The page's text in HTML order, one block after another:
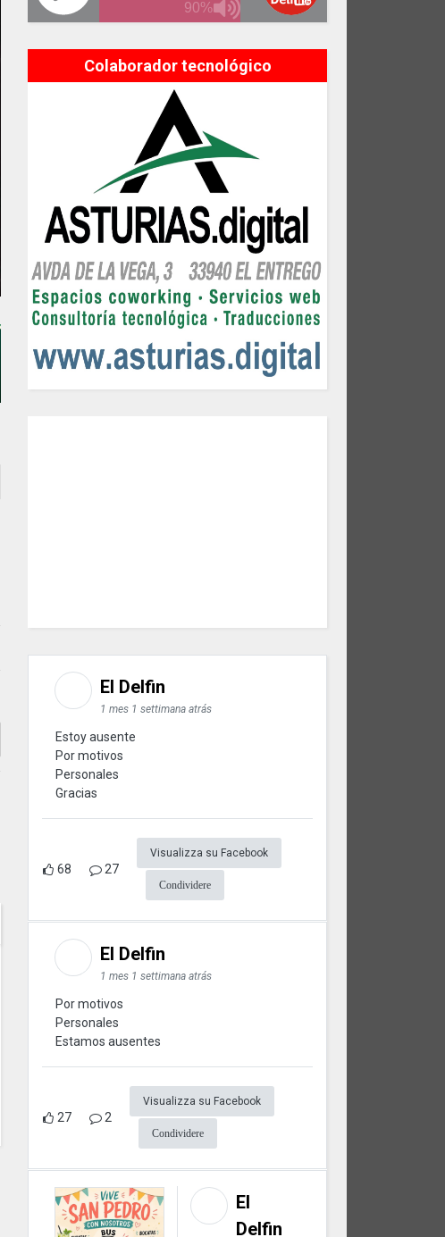
Colaborador tecnológico
El Delfin
1 mes 1 settimana atrás
Estoy ausente
Por motivos
Personales
Gracias
68 27
Visualizza su Facebook
Condividere
El Delfin
1 mes 1 settimana atrás
Por motivos
Personales
Estamos ausentes
27 2
Visualizza su Facebook
Condividere
El
Delfin